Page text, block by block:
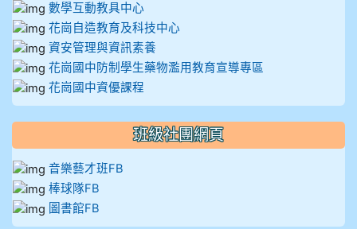
數學互動教具中心
花崗自造教育及科技中心
資安管理與資訊素養
花崗國中防制學生藥物濫用教育宣導專區
花崗國中資優課程
班級社團網頁
音樂藝才班FB
棒球隊FB
圖書館FB